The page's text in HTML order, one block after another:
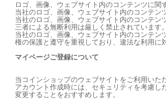
ロゴ、画像、ウェブサイト内のコンテンツに関
当社のロゴ、画像、ウェブサイト内のコンテン
当社のロゴ、画像、ウェブサイト内のコンテ
三者による無断利用は厳しく禁止されています。
当社のロゴ、画像、ウェブサイト内のコンテ
権の保護と遵守を重視しており、違法な利用に
マイページご登録について
当コインショップのウェブサイトをご利用いた
アカウント作成時には、セキュリティを考慮
変更することをおすすめします。